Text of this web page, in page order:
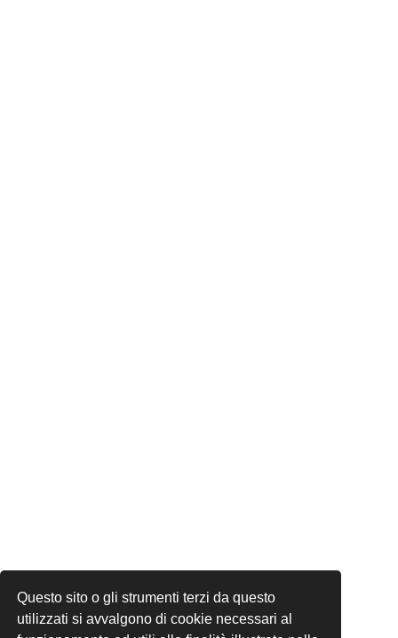
Questo sito o gli strumenti terzi da questo
utilizzati si avvalgono di cookie necessari al